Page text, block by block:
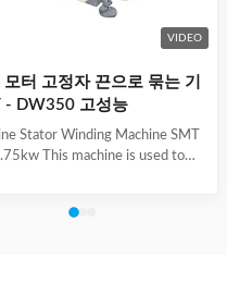
VIDEO
터 고정자 끈으로 묶는 기
- DW350 고성능
Stator Winding Machine SMT
This machine is used to
easy and convenient tooling